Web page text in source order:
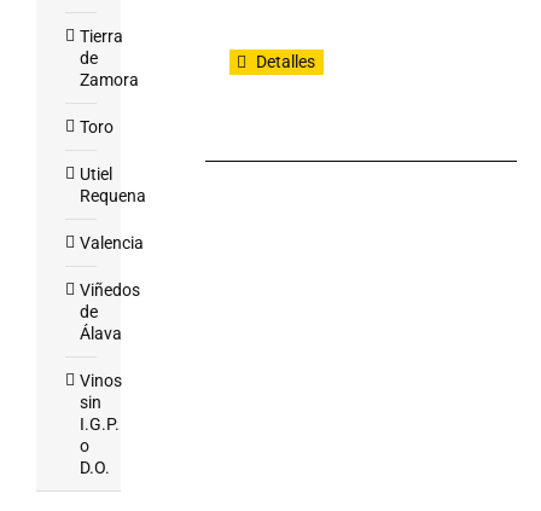
Detalles
Tierra
de
Zamora
Toro
Utiel
Requena
Valencia
Viñedos
de
Álava
Vinos
sin
I.G.P.
o
D.O.